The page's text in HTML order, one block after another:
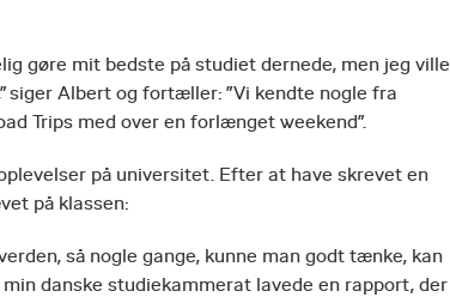
gøre mit bedste på studiet dernede, men jeg ville
siger Albert og fortæller: ”Vi kendte nogle fra
Trips med over en forlænget weekend”.
på universitet. Efter at have skrevet en
på klassen:
så nogle gange, kunne man godt tænke, kan
danske studiekammerat lavede en rapport, der